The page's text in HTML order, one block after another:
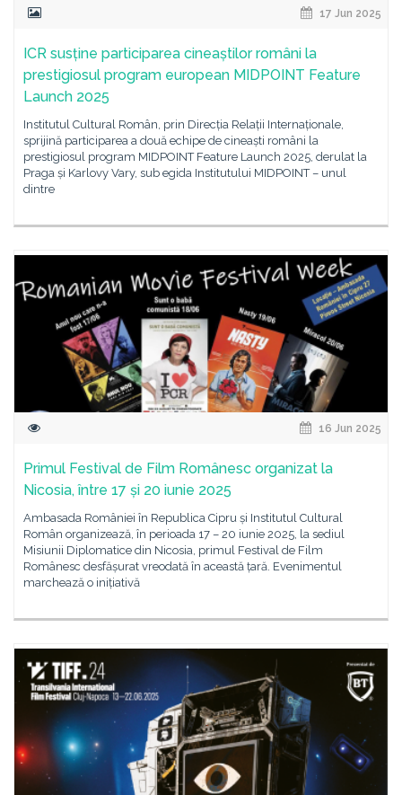
17 Jun 2025
ICR susține participarea cineaștilor români la
prestigiosul program european MIDPOINT Feature
Launch 2025
Institutul Cultural Român, prin Direcția Relații Internaționale,
sprijină participarea a două echipe de cineaști români la
prestigiosul program MIDPOINT Feature Launch 2025, derulat la
Praga și Karlovy Vary, sub egida Institutului MIDPOINT – unul
dintre
16 Jun 2025
Primul Festival de Film Românesc organizat la
Nicosia, între 17 și 20 iunie 2025
Ambasada României în Republica Cipru și Institutul Cultural
Român organizează, în perioada 17 – 20 iunie 2025, la sediul
Misiunii Diplomatice din Nicosia, primul Festival de Film
Românesc desfășurat vreodată în această țară. Evenimentul
marchează o inițiativă